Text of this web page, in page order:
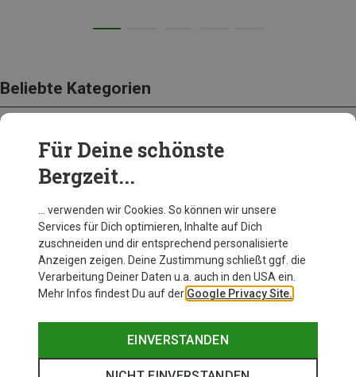
Beliebte Kategorien
BEKLEIDUNG
Für Deine schönste
Bergzeit...
… verwenden wir Cookies. So können wir unsere
Services für Dich optimieren, Inhalte auf Dich
zuschneiden und dir entsprechend personalisierte
Anzeigen zeigen. Deine Zustimmung schließt ggf. die
Verarbeitung Deiner Daten u.a. auch in den USA ein.
Mehr Infos findest Du auf der Google Privacy Site.
EINVERSTANDEN